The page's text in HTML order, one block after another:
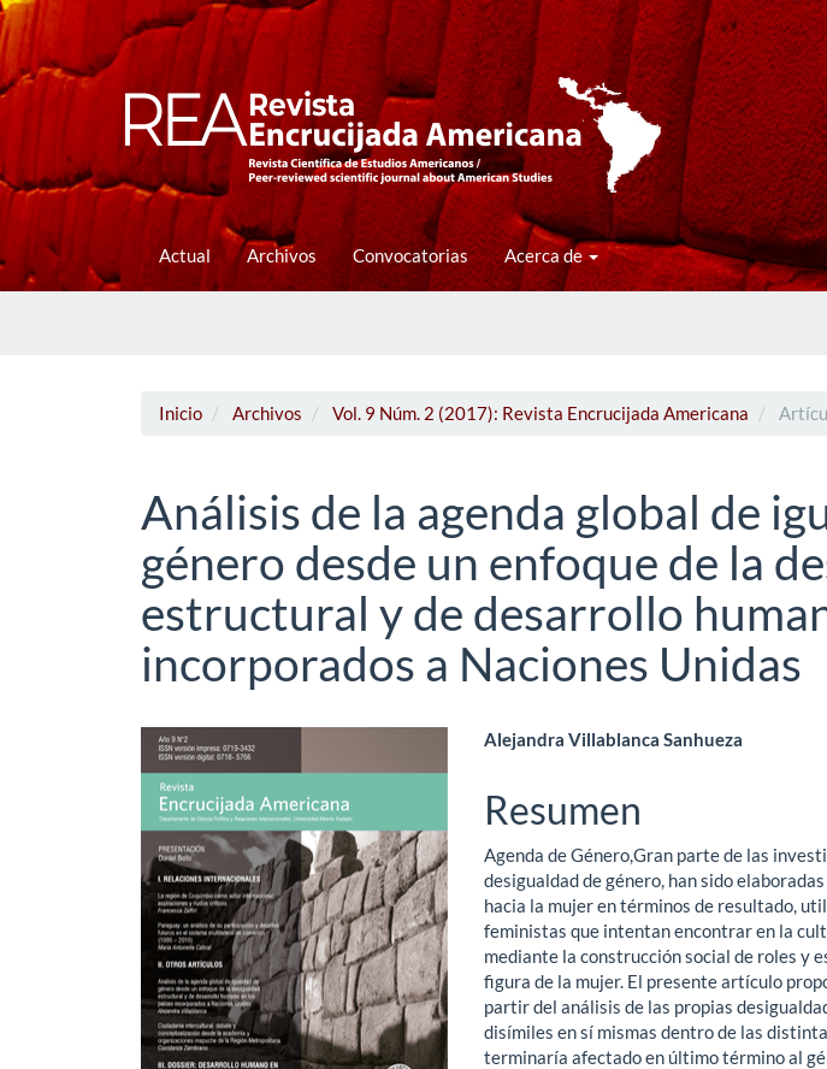
Navegación
Contenido
principal
Barra
Actual Archivos Convocatorias Acerca de
Inicio Archivos Vol. 9 Núm. 2 (2017): Revista Encrucijada Americana
Análisis de la agenda global de
género desde un enfoque de la
estructural y de desarrollo
incorporados a Naciones Unidas
Barra
lateral
del
artículo
Contenido
principal
del
artículo
Alejandra Villablanca Sanhueza
Resumen
Agenda de Género,Gran parte de las
desigualdad de género, han sido
hacia la mujer en términos de resultado,
feministas que intentan encontrar en la
mediante la construcción social de roles y
figura de la mujer. El presente artículo
partir del análisis de las propias
disímiles en sí mismas dentro de las
terminaría afectado en último término al